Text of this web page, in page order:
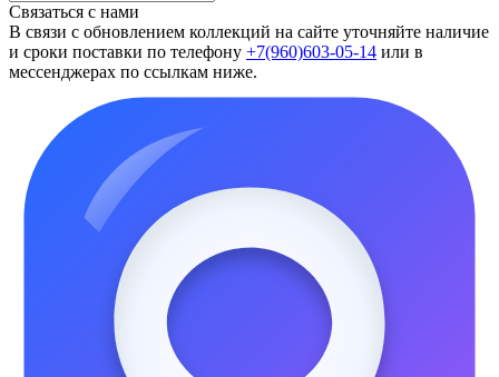
Связаться с нами
В связи с обновлением коллекций на сайте уточняйте наличие
и сроки поставки по телефону +7(960)603-05-14 или в
мессенджерах по ссылкам ниже.